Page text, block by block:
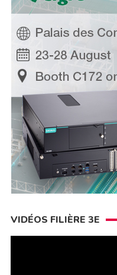
VIDÉOS FILIÈRE 3E